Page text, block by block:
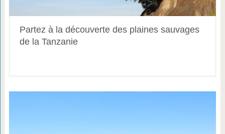
Partez à la découverte des plaines sauvages
de la Tanzanie